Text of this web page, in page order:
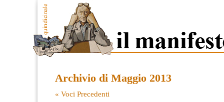
Archivio di Maggio 2013
« Voci Precedenti